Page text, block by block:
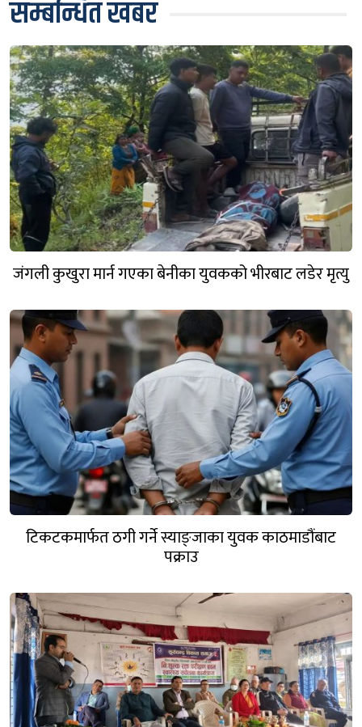
सम्बन्धित खबर
जंगली कुखुरा मार्न गएका बेनीका युवकको भीरबाट लडेर मृत्यु
टिकटकमार्फत ठगी गर्ने स्याङ्जाका युवक काठमाडौंबाट
पक्राउ